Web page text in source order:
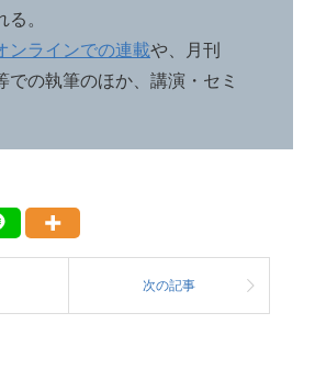
る。
ンラインでの連載や、月刊
での執筆のほか、講演・セミ
次の記事